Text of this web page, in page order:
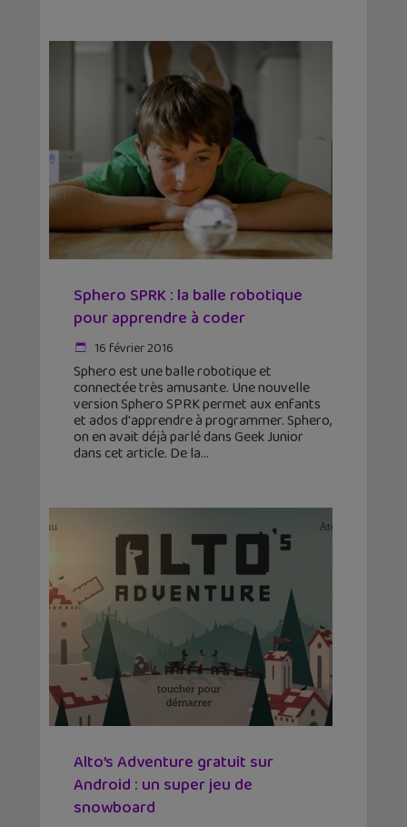
Sphero SPRK : la balle robotique
pour apprendre à coder
16 février 2016
Sphero est une balle robotique et
connectée très amusante. Une nouvelle
version Sphero SPRK permet aux enfants
et ados d'apprendre à programmer. Sphero,
on en avait déjà parlé dans Geek Junior
dans cet article. De la
Alto’s Adventure gratuit sur
Android : un super jeu de
snowboard